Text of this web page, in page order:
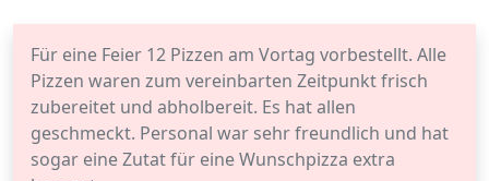
Für eine Feier 12 Pizzen am Vortag vorbestellt. Alle
Pizzen waren zum vereinbarten Zeitpunkt frisch
zubereitet und abholbereit. Es hat allen
geschmeckt. Personal war sehr freundlich und hat
sogar eine Zutat für eine Wunschpizza extra